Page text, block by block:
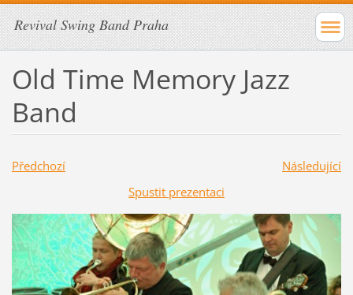
Revival Swing Band Praha
Old Time Memory Jazz
Band
Předchozí
Následující
Spustit prezentaci